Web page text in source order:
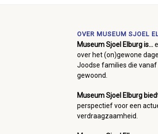
OVER MUSEUM SJOEL
Museum Sjoel Elburg is...
over het (on)gewone
Joodse families die vanaf
gewoond.
Museum Sjoel Elburg
perspectief voor een
verdraagzaamheid.